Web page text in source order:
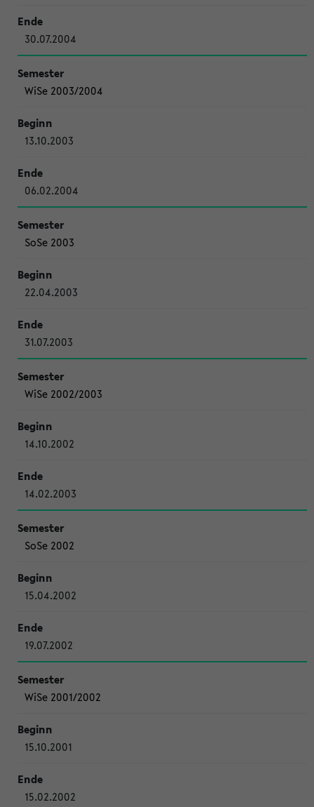
30.07.2004
WiSe 2003/2004
13.10.2003
06.02.2004
SoSe 2003
22.04.2003
31.07.2003
WiSe 2002/2003
14.10.2002
14.02.2003
SoSe 2002
15.04.2002
19.07.2002
WiSe 2001/2002
15.10.2001
15.02.2002